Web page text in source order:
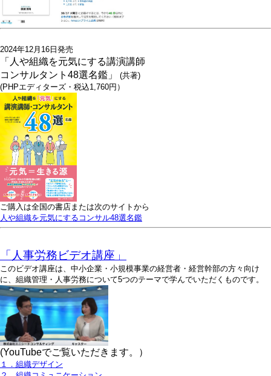
2024年12月16日発売
「人や組織を元気にする講演講師
コンサルタント48選名鑑」 (共著)
(PHPエディターズ・税込1,760円）
ご購入は全国の書店または次のサイトから
人や組織を元気にするコンサル48選名鑑
「人事労務ビデオ講座」
このビデオ講座は、中小企業・小規模事業の経営者・経営幹部の方々向け
に、組織管理・人事労務について5つのテーマで学んでいただくものです。
(YouTubeでご覧いただきます。）
１．組織デザイン